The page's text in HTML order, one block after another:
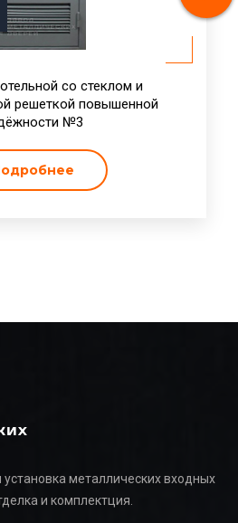
со стеклом и
решеткой повышенной
№3
металлических входных
и комплектция.